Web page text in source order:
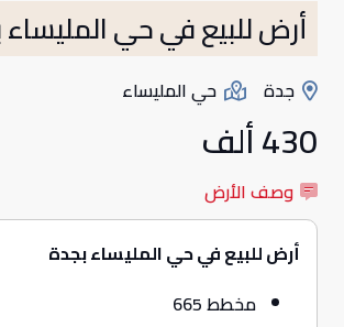
أرض للبيع في حي
جدة حي المليساء
430 ألف
وصف الأرض
أرض للبيع في حي المليساء بجدة
مخطط 665